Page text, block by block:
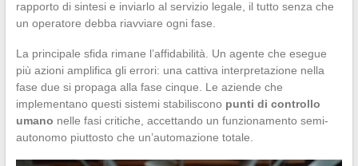
rapporto di sintesi e inviarlo al servizio legale, il tutto senza che
un operatore debba riavviare ogni fase.
La principale sfida rimane l’affidabilità. Un agente che esegue
più azioni amplifica gli errori: una cattiva interpretazione nella
fase due si propaga alla fase cinque. Le aziende che
implementano questi sistemi stabiliscono punti di controllo
umano nelle fasi critiche, accettando un funzionamento semi-
autonomo piuttosto che un’automazione totale.